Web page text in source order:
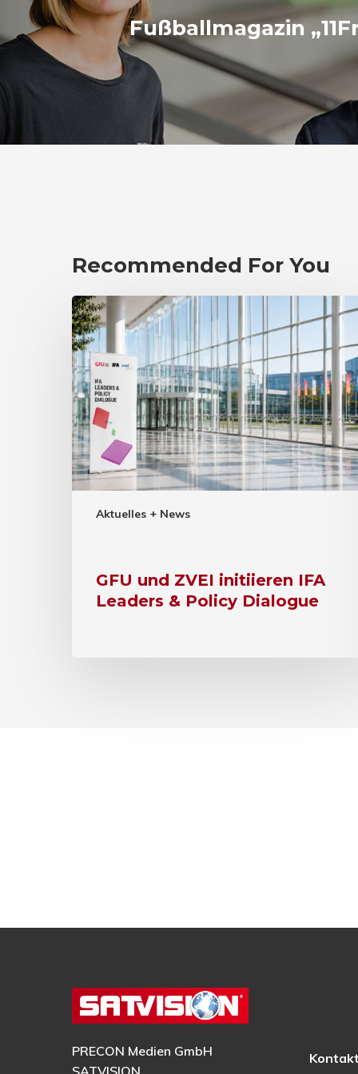
Fußballmagazin
Recommended For You
Aktuelles + News
GFU und ZVEI initiieren IFA
Leaders & Policy Dialogue
PRECON Medien GmbH
SATVISION